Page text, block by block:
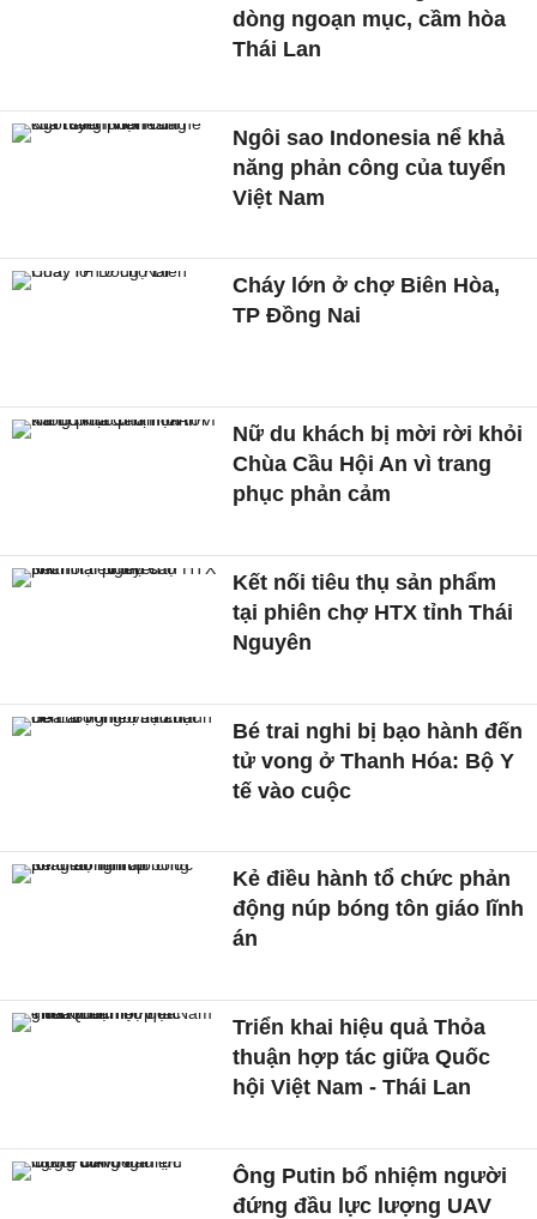
dòng ngoạn mục, cầm hòa
Thái Lan
Ngôi sao Indonesia nể khả
năng phản công của tuyển
Việt Nam
Cháy lớn ở chợ Biên Hòa,
TP Đồng Nai
Nữ du khách bị mời rời khỏi
Chùa Cầu Hội An vì trang
phục phản cảm
Kết nối tiêu thụ sản phẩm
tại phiên chợ HTX tỉnh Thái
Nguyên
Bé trai nghi bị bạo hành đến
tử vong ở Thanh Hóa: Bộ Y
tế vào cuộc
Kẻ điều hành tổ chức phản
động núp bóng tôn giáo lĩnh
án
Triển khai hiệu quả Thỏa
thuận hợp tác giữa Quốc
hội Việt Nam - Thái Lan
Ông Putin bổ nhiệm người
đứng đầu lực lượng UAV